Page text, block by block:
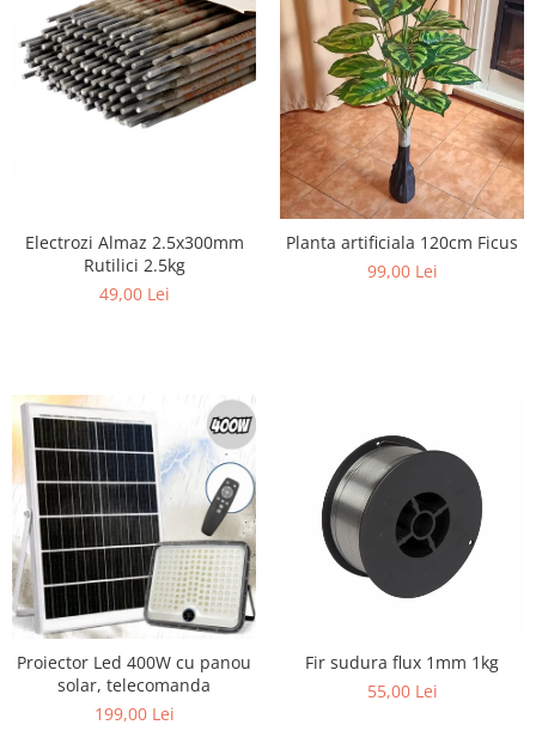
Electrozi Almaz 2.5x300mm
Rutilici 2.5kg
49,00 Lei
Planta artificiala 120cm Ficus
99,00 Lei
Proiector Led 400W cu panou
solar, telecomanda
199,00 Lei
Fir sudura flux 1mm 1kg
55,00 Lei